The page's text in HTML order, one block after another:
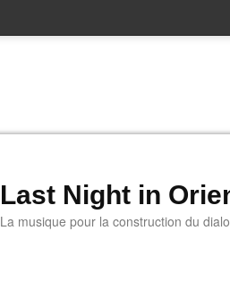
Last Night in
La musique pour la construction du